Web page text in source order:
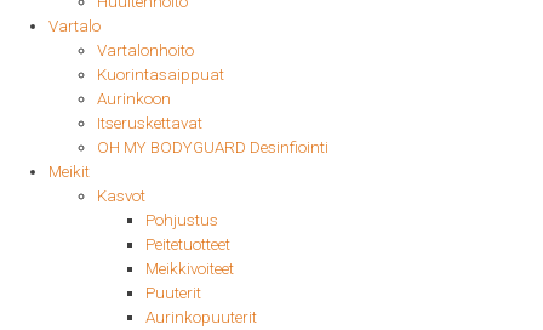
Vartalo
Vartalonhoito
Kuorintasaippuat
Aurinkoon
Itseruskettavat
OH MY BODYGUARD Desinfiointi
Meikit
Kasvot
Pohjustus
Peitetuotteet
Meikkivoiteet
Puuterit
Aurinkopuuterit